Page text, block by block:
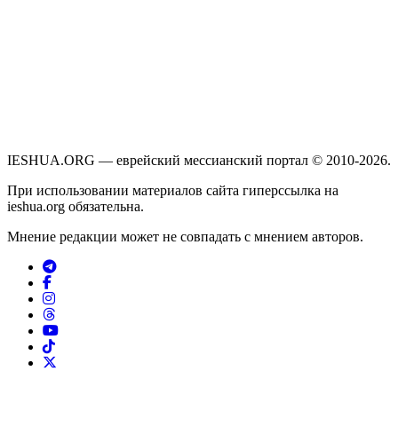
IESHUA.ORG — еврейский мессианский портал © 2010-2026.
При использовании материалов сайта гиперссылка на
ieshua.org обязательна.
Мнение редакции может не совпадать с мнением авторов.